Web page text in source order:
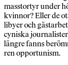
masstortyr under
kvinnor? Eller de
libyer och
cyniska
längre fanns
ren opportunism.